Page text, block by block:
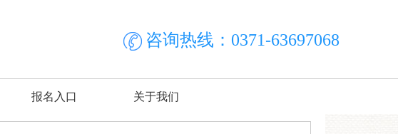
咨询热线：0371-63697068
报名入口 关于我们